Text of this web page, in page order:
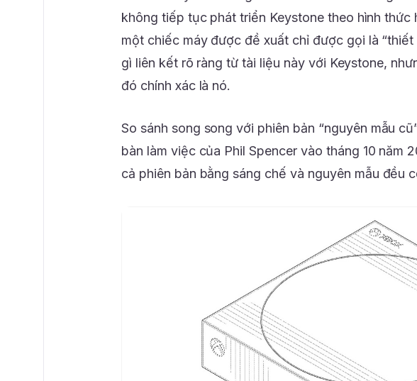
không tiếp tục phát triển Keystone theo hình
một chiếc máy được đề xuất chỉ được gọi là
gì liên kết rõ ràng từ tài liệu này với Keystone,
đó chính xác là nó.
So sánh song song với phiên bản “nguyên mẫu
bàn làm việc của Phil Spencer vào tháng 10 năm
cả phiên bản bằng sáng chế và nguyên mẫu đều